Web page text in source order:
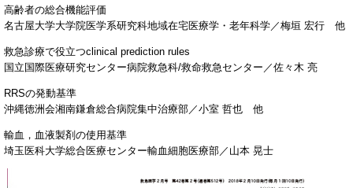
高齢者の総合機能評価
名古屋大学大学院医学系研究科地域在宅医療学・老年科学／梅垣 宏行 他
救急診療で役立つclinical prediction rules
国立国際医療研究センター病院救急科/救命救急センター／佐々木 亮
RRSの発動基準
沖縄徳洲会湘南鎌倉総合病院集中治療部／小室 哲也 他
輸血，血液製剤の使用基準
埼玉医科大学総合医療センター輸血細胞医療部／山本 晃士